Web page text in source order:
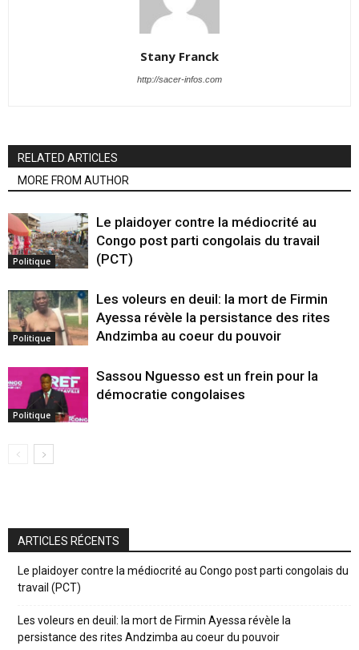
Stany Franck
http://sacer-infos.com
RELATED ARTICLES
MORE FROM AUTHOR
Politique
Le plaidoyer contre la médiocrité au
Congo post parti congolais du travail
(PCT)
Politique
Les voleurs en deuil: la mort de Firmin
Ayessa révèle la persistance des rites
Andzimba au coeur du pouvoir
Politique
Sassou Nguesso est un frein pour la
démocratie congolaises
ARTICLES RÉCENTS
Le plaidoyer contre la médiocrité au Congo post parti congolais du
travail (PCT)
Les voleurs en deuil: la mort de Firmin Ayessa révèle la
persistance des rites Andzimba au coeur du pouvoir